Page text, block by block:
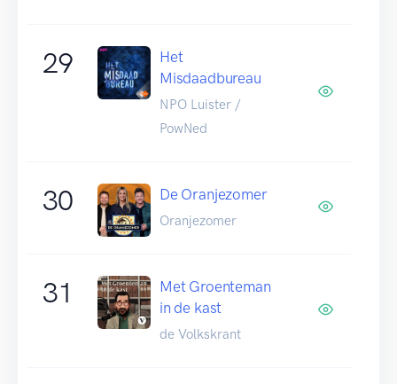
29
Het
Misdaadbureau
NPO Luister /
PowNed
30 De Oranjezomer
Oranjezomer
31
Met Groenteman
in de kast
de Volkskrant